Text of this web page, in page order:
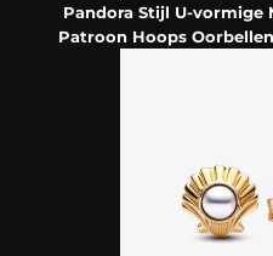
Pandora Stijl U-vormige
Patroon Hoops Oorbellen